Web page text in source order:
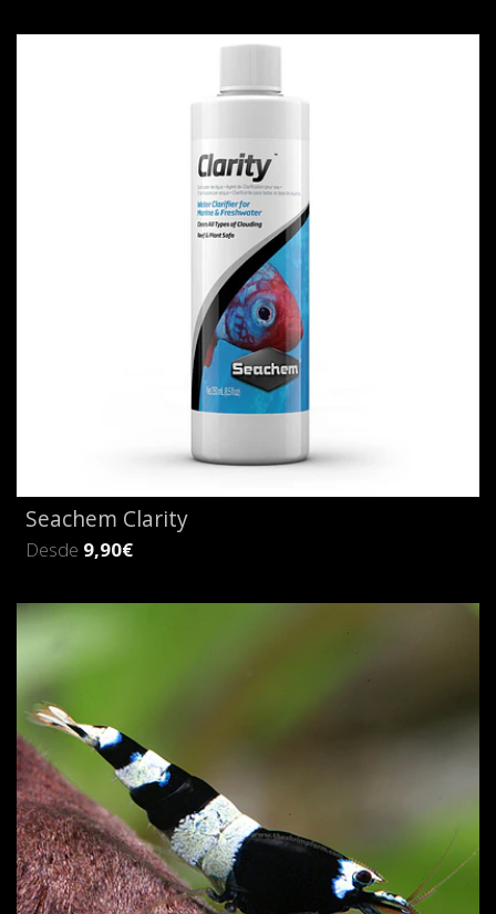
Seachem Clarity
Desde 9,90€